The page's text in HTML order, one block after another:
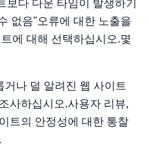
다 다운 타임이 발생하기
없음"오류에 대한 노출을
에 대해 선택하십시오.몇
거나 덜 알려진 웹 사이트
사하십시오.사용자 리뷰,
트의 안정성에 대한 통찰